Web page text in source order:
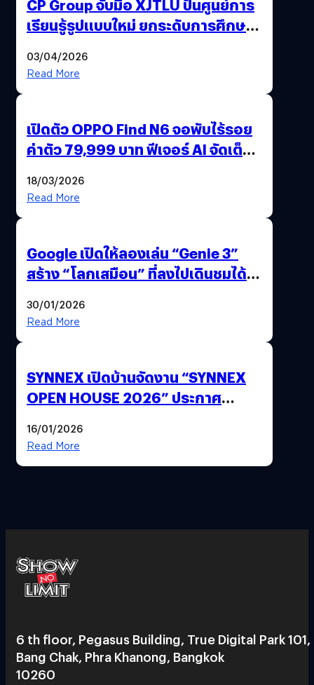
CP Group จับมือ XJTLU ปั้นศูนย์การ
เรียนรู้รูปแบบใหม่ ยกระดับการศึกษา
03/04/2026
Read More
เปิดตัว OPPO Find N6 จอพับไร้รอย
ค่าตัว 79,999 บาท ฟีเจอร์ AI จัดเต็ม
18/03/2026
Read More
Google เปิดให้ลองเล่น “Genie 3”
สร้าง “โลกเสมือน” ที่ลงไปเดินชมได้
30/01/2026
Read More
SYNNEX เปิดบ้านจัดงาน “SYNNEX
OPEN HOUSE 2026” ประกาศ
ได้ 53,000 ล้านบาท
16/01/2026
Read More
6 th floor, Pegasus Building, True Digital Park 101,
Bang Chak, Phra Khanong, Bangkok
10260